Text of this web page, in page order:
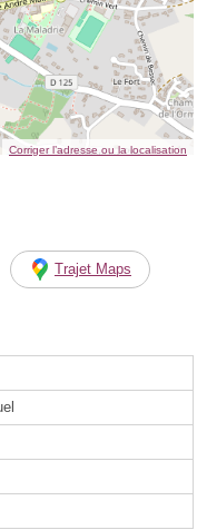
Corriger l’adresse ou la localisation
Trajet Maps